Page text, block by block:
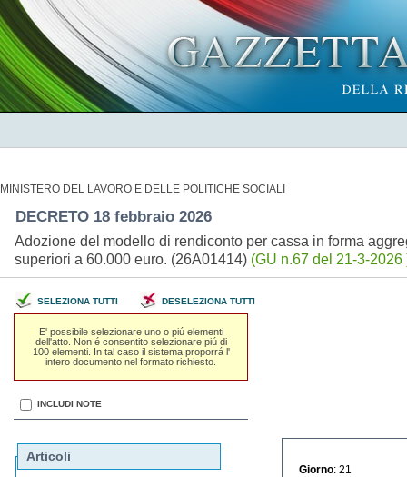
MINISTERO DEL LAVORO E DELLE POLITICHE SOCIALI
DECRETO 18 febbraio 2026
Adozione del modello di rendiconto per cassa in forma
superiori a 60.000 euro. (26A01414) (GU n.67 del 21-3-2026
SELEZIONA TUTTI DESELEZIONA TUTTI
E' possibile selezionare uno o piú elementi
dell'atto. Non é consentito selezionare piú di
100 elementi. In tal caso il sistema proporrá l'
intero documento nel formato richiesto.
INCLUDI NOTE
Articoli
Giorno : 21